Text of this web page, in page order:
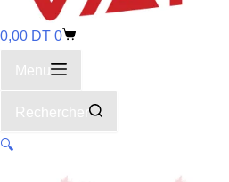
0,00 DT 0
Menu
Rechercher
🔍